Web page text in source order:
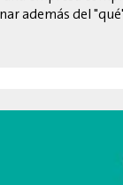
además del